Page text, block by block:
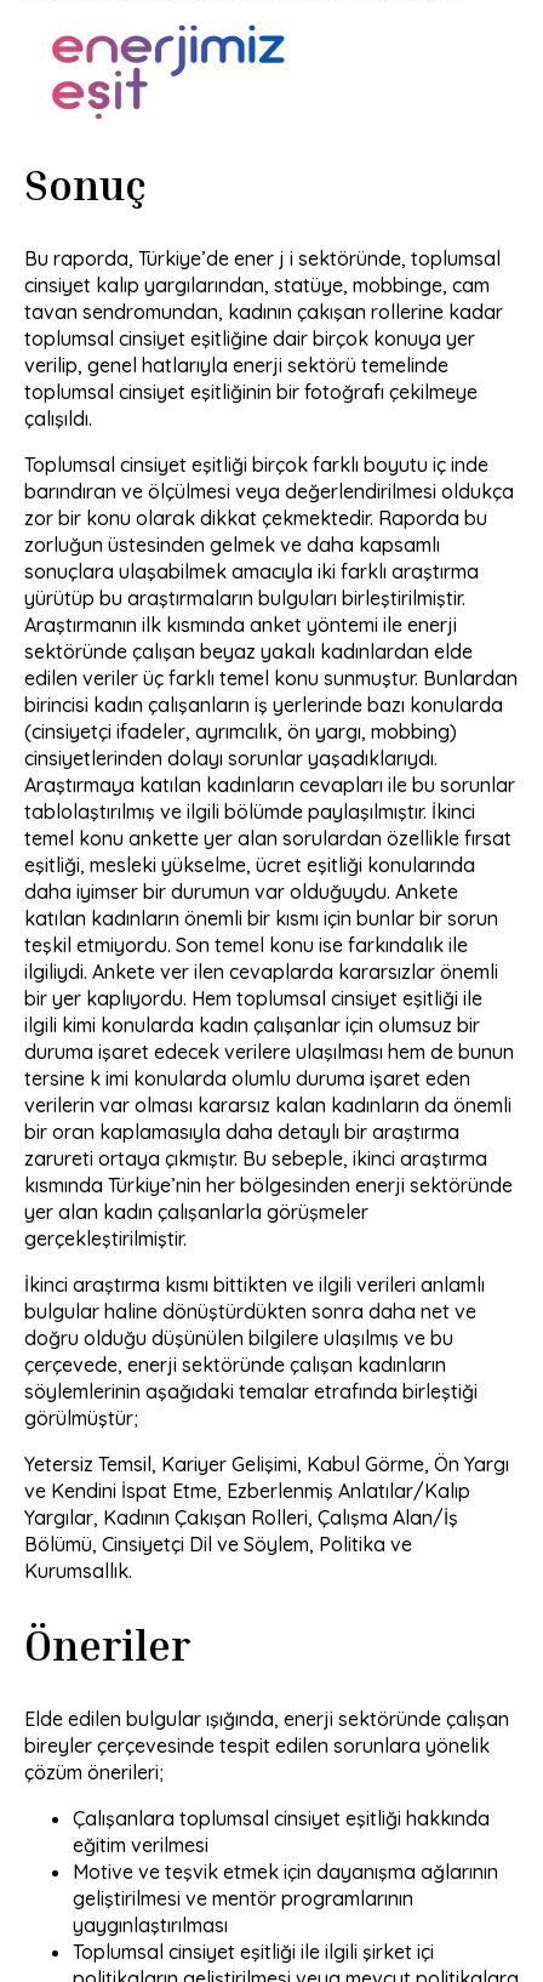
Sonuç
Bu raporda, Türkiye’de ener j i sektöründe, toplumsal
cinsiyet kalıp yargılarından, statüye, mobbinge, cam
tavan sendromundan, kadının çakışan rollerine kadar
toplumsal cinsiyet eşitliğine dair birçok konuya yer
verilip, genel hatlarıyla enerji sektörü temelinde
toplumsal cinsiyet eşitliğinin bir fotoğrafı çekilmeye
çalışıldı.
Toplumsal cinsiyet eşitliği birçok farklı boyutu iç inde
barındıran ve ölçülmesi veya değerlendirilmesi oldukça
zor bir konu olarak dikkat çekmektedir. Raporda bu
zorluğun üstesinden gelmek ve daha kapsamlı
sonuçlara ulaşabilmek amacıyla iki farklı araştırma
yürütüp bu araştırmaların bulguları birleştirilmiştir.
Araştırmanın ilk kısmında anket yöntemi ile enerji
sektöründe çalışan beyaz yakalı kadınlardan elde
edilen veriler üç farklı temel konu sunmuştur. Bunlardan
birincisi kadın çalışanların iş yerlerinde bazı konularda
(cinsiyetçi ifadeler, ayrımcılık, ön yargı, mobbing)
cinsiyetlerinden dolayı sorunlar yaşadıklarıydı.
Araştırmaya katılan kadınların cevapları ile bu sorunlar
tablolaştırılmış ve ilgili bölümde paylaşılmıştır. İkinci
temel konu ankette yer alan sorulardan özellikle fırsat
eşitliği, mesleki yükselme, ücret eşitliği konularında
daha iyimser bir durumun var olduğuydu. Ankete
katılan kadınların önemli bir kısmı için bunlar bir sorun
teşkil etmiyordu. Son temel konu ise farkındalık ile
ilgiliydi. Ankete ver ilen cevaplarda kararsızlar önemli
bir yer kaplıyordu. Hem toplumsal cinsiyet eşitliği ile
ilgili kimi konularda kadın çalışanlar için olumsuz bir
duruma işaret edecek verilere ulaşılması hem de bunun
tersine k imi konularda olumlu duruma işaret eden
verilerin var olması kararsız kalan kadınların da önemli
bir oran kaplamasıyla daha detaylı bir araştırma
zarureti ortaya çıkmıştır. Bu sebeple, ikinci araştırma
kısmında Türkiye’nin her bölgesinden enerji sektöründe
yer alan kadın çalışanlarla görüşmeler
gerçekleştirilmiştir.
İkinci araştırma kısmı bittikten ve ilgili verileri anlamlı
bulgular haline dönüştürdükten sonra daha net ve
doğru olduğu düşünülen bilgilere ulaşılmış ve bu
çerçevede, enerji sektöründe çalışan kadınların
söylemlerinin aşağıdaki temalar etrafında birleştiği
görülmüştür;
Yetersiz Temsil, Kariyer Gelişimi, Kabul Görme, Ön Yargı
ve Kendini İspat Etme, Ezberlenmiş Anlatılar/Kalıp
Yargılar, Kadının Çakışan Rolleri, Çalışma Alan/İş
Bölümü, Cinsiyetçi Dil ve Söylem, Politika ve
Kurumsallık.
Öneriler
Elde edilen bulgular ışığında, enerji sektöründe çalışan
bireyler çerçevesinde tespit edilen sorunlara yönelik
çözüm önerileri;
Çalışanlara toplumsal cinsiyet eşitliği hakkında
eğitim verilmesi
Motive ve teşvik etmek için dayanışma ağlarının
geliştirilmesi ve mentör programlarının
yaygınlaştırılması
Toplumsal cinsiyet eşitliği ile ilgili şirket içi